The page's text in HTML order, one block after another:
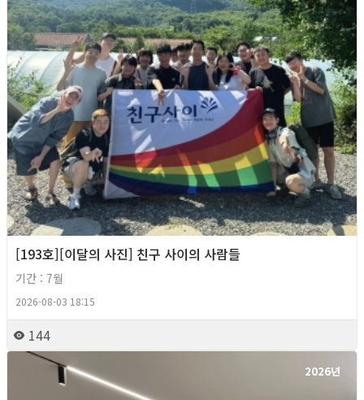
[193호][이달의 사진] 친구 사이의 사람들
기간 : 7월
2026-08-03 18:15
144
2026년